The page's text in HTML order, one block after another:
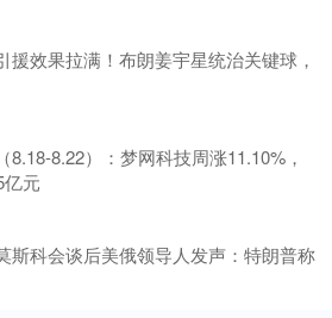
援效果拉满！布朗姜宇星统治关键球，
8.22）：梦网科技周涨11.10%，
元
斯科会谈后美俄领导人发声：特朗普称